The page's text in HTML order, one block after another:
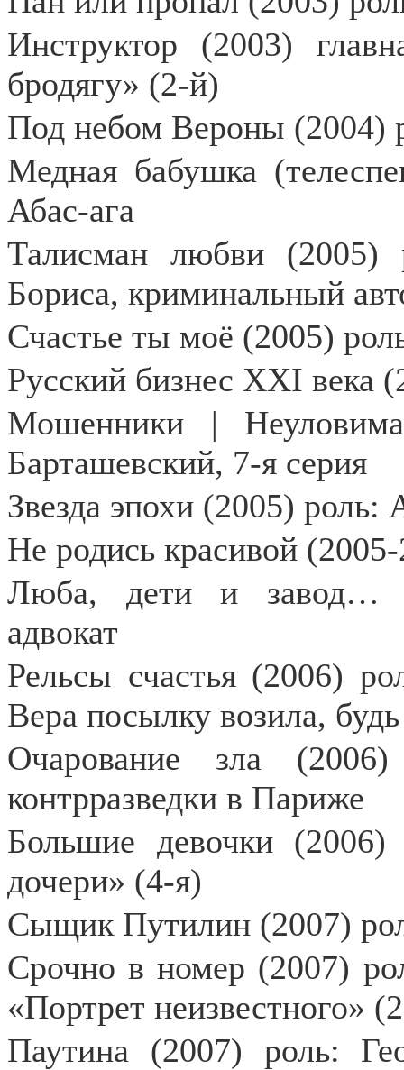
Инструктор (2003)
бродягу» (2-й)
Под небом Вероны (2004)
Медная бабушка
Абас-ага
Талисман любви (2005)
Бориса, криминальный
Счастье ты моё (2005)
Русский бизнес ХХI века
Мошенники |
Барташевский, 7-я серия
Звезда эпохи (2005) роль:
Не родись красивой
Люба, дети и завод…
адвокат
Рельсы счастья (2006)
Вера посылку возила,
Очарование зла
контрразведки в Париже
Большие девочки (2006)
дочери» (4-я)
Сыщик Путилин (2007)
Срочно в номер (2007)
«Портрет неизвестного»
Паутина (2007) роль: